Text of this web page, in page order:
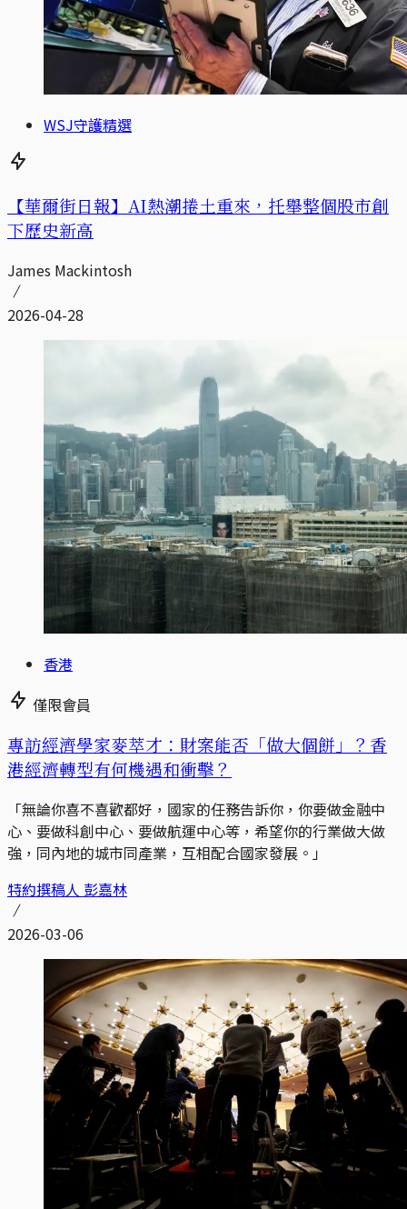
WSJ守護精選
【華爾街日報】AI熱潮捲土重來，托舉整個股市創
下歷史新高
James Mackintosh
2026-04-28
香港
僅限會員
專訪經濟學家麥萃才：財案能否「做大個餅」？香
港經濟轉型有何機遇和衝擊？
「無論你喜不喜歡都好，國家的任務告訴你，你要做金融中
心、要做科創中心、要做航運中心等，希望你的行業做大做
強，同內地的城市同產業，互相配合國家發展。」
特約撰稿人 彭嘉林
2026-03-06